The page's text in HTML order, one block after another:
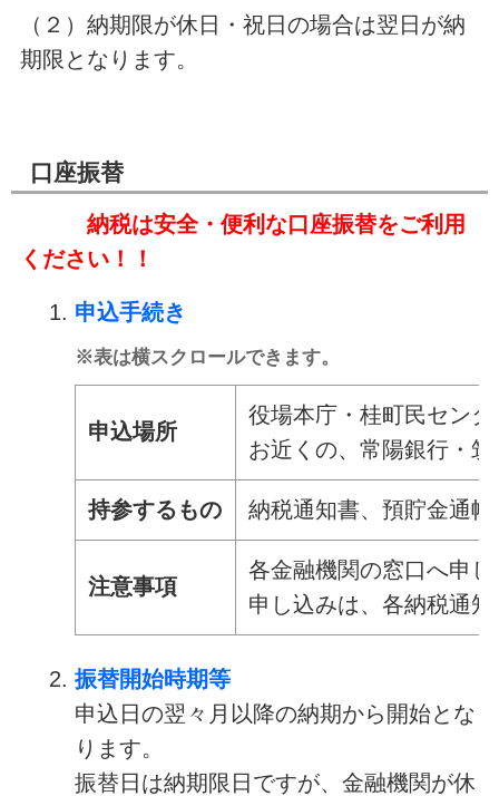
（２）納期限が休日・祝日の場合は翌日が納
期限となります。
口座振替
納税は安全・便利な口座振替をご利用
ください！！
申込手続き
※表は横スクロールできます。
申込場所
役場本庁・桂町民セン
お近くの、常陽銀行・
持参するもの 納税通知書、預貯金通
注意事項
各金融機関の窓口へ申
申し込みは、各納税通
振替開始時期等
申込日の翌々月以降の納期から開始とな
ります。
振替日は納期限日ですが、金融機関が休